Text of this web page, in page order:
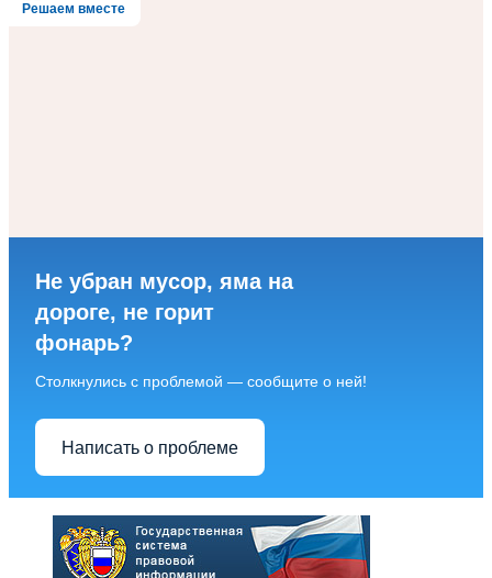
Решаем вместе
Не убран мусор, яма на
дороге, не горит
фонарь?
Столкнулись с проблемой — сообщите о ней!
Написать о проблеме